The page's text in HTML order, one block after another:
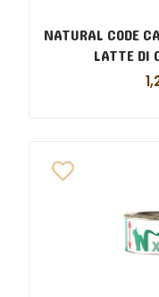
NATURAL CODE
LATTE DI